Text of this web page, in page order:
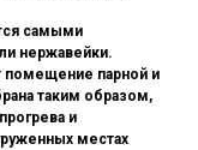
самыми
нержавейки.
помещение парной и
таким образом,
и
местах